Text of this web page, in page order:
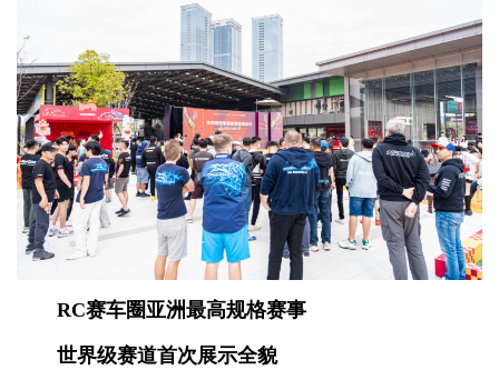
RC赛车圈亚洲最高规格赛事
世界级赛道首次展示全貌